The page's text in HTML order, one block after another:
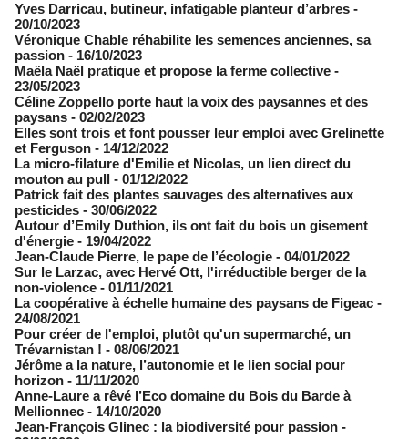
Yves Darricau, butineur, infatigable planteur d’arbres -
20/10/2023
Véronique Chable réhabilite les semences anciennes, sa
passion - 16/10/2023
Maëla Naël pratique et propose la ferme collective -
23/05/2023
Céline Zoppello porte haut la voix des paysannes et des
paysans - 02/02/2023
Elles sont trois et font pousser leur emploi avec Grelinette
et Ferguson - 14/12/2022
La micro-filature d'Emilie et Nicolas, un lien direct du
mouton au pull - 01/12/2022
Patrick fait des plantes sauvages des alternatives aux
pesticides - 30/06/2022
Autour d’Emily Duthion, ils ont fait du bois un gisement
d'énergie - 19/04/2022
Jean-Claude Pierre, le pape de l’écologie - 04/01/2022
Sur le Larzac, avec Hervé Ott, l'irréductible berger de la
non-violence - 01/11/2021
La coopérative à échelle humaine des paysans de Figeac -
24/08/2021
Pour créer de l'emploi, plutôt qu'un supermarché, un
Trévarnistan ! - 08/06/2021
Jérôme a la nature, l’autonomie et le lien social pour
horizon - 11/11/2020
Anne-Laure a rêvé l’Eco domaine du Bois du Barde à
Mellionnec - 14/10/2020
Jean-François Glinec : la biodiversité pour passion -